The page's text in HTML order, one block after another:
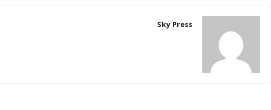
Sky Press